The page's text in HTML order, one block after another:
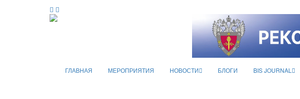
ГЛАВНАЯ МЕРОПРИЯТИЯ НОВОСТИ БЛОГИ BIS JOURNAL